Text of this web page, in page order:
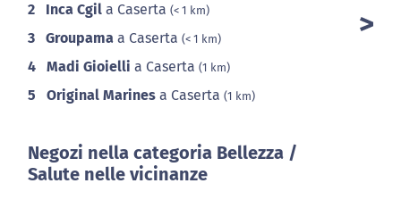
2 Inca Cgil a Caserta (< 1 km)
3 Groupama a Caserta (< 1 km)
4 Madi Gioielli a Caserta (1 km)
5 Original Marines a Caserta (1 km)
Negozi nella categoria Bellezza /
Salute nelle vicinanze